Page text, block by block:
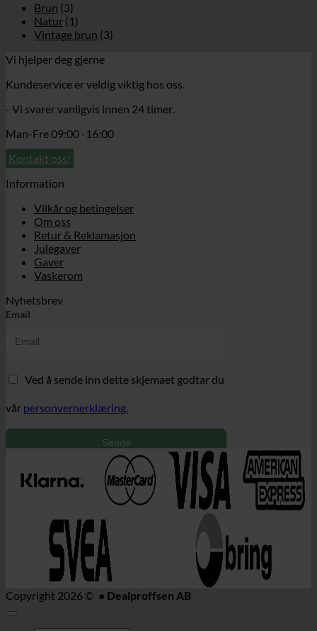
Brun (3)
Natur (1)
Vintage brun (3)
Vi hjelper deg gjerne
Kundeservice er veldig viktig hos oss.
- Vi svarer vanligvis innen 24 timer.
Man-Fre 09:00 -16:00
Kontakt oss!
Information
Vilkår og betingelser
Om oss
Retur & Reklamasjon
Julegaver
Gaver
Vaskerom
Nyhetsbrev
Email
Ved å sende inn dette skjemaet godtar du
vår personvernerklæring.
Sende
Copyright 2026 © • Dealproffsen AB